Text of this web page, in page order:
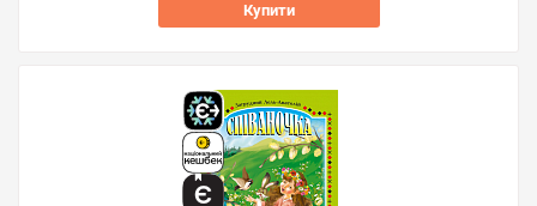
Купити